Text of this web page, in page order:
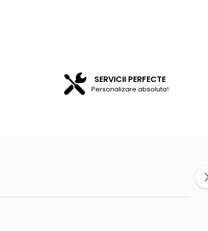
SERVICII PERFECTE
Personalizare absoluta!